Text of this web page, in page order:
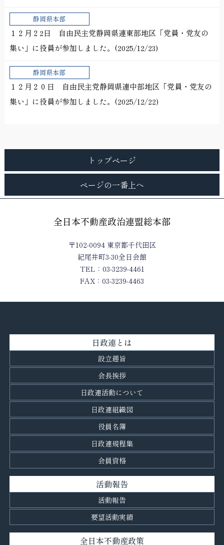
静岡県本部
１２月２2日 自由民主党静岡県連東部地区「党員・党友の
集い」に役員が参加しました。(2025/12/23)
静岡県本部
１２月２０日 自由民主党静岡県連中部地区「党員・党友の
集い」に役員が参加しました。(2025/12/22)
トップページ
ページの一番上へ
全日本不動産政治連盟総本部
〒102-0094 東京都千代田区
紀尾井町3-30全日会館
TEL：03-3239-4461
FAX：03-3239-4463
日政連とは
設立趣旨
会長挨拶
日政連活動について
日政連組織図
役員名簿
日政連規程集
会員資格
活動報告
活動報告
要望活動実績
全日本不動産政策